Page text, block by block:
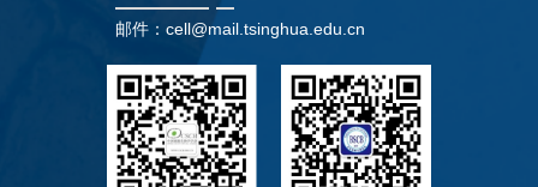
邮件：cell@mail.tsinghua.edu.cn